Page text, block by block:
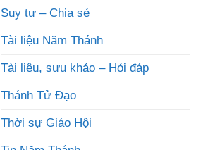
Suy tư – Chia sẻ
Tài liệu Năm Thánh
Tài liệu, sưu khảo – Hỏi đáp
Thánh Tử Đạo
Thời sự Giáo Hội